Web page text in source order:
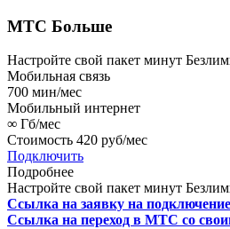
МТС Больше
Настройте свой пакет минут
Мобильная связь
700 мин/мес
Мобильный интернет
∞ Гб/мес
Стоимость 420 руб/мес
Подключить
Подробнее
Настройте свой пакет минут
Ссылка на заявку на
Ссылка на переход в МТС со